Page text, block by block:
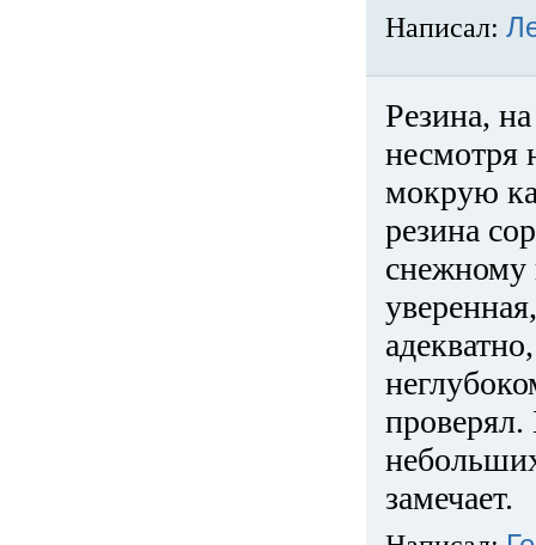
Написал:
Резина,
несмотря
мокрую
резина
снежному
замечает.